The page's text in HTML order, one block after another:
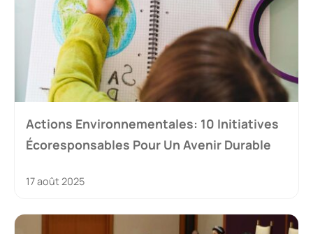
Actions Environnementales: 10 Initiatives
Écoresponsables Pour Un Avenir Durable
17 août 2025